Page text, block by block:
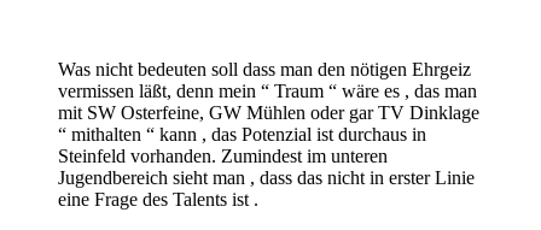
Was nicht bedeuten soll dass man den nötigen Ehrgeiz
vermissen läßt, denn mein “ Traum “ wäre es , das man
mit SW Osterfeine, GW Mühlen oder gar TV Dinklage
“ mithalten “ kann , das Potenzial ist durchaus in
Steinfeld vorhanden. Zumindest im unteren
Jugendbereich sieht man , dass das nicht in erster Linie
eine Frage des Talents ist .